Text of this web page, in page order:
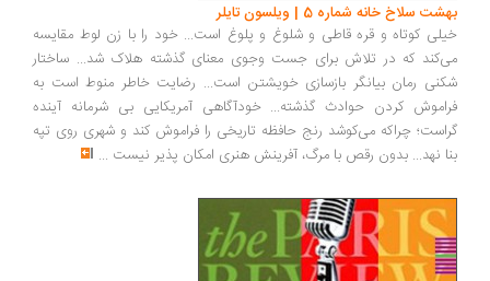
بهشت سلاخ خانه شماره 5 | ويلسون تايلر
خیلی کوتاه و قره قاطی و شلوغ و پلوغ است... خود را با زن لوط مقایسه
می‌کند که در تلاش برای جست وجوی معنای گذشته هلاک شد... ساختار
شکنی رمان بیانگر بازسازی خویشتن است... رضایت خاطر منوط است به
فراموش کردن حوادث گذشته... خودآگاهی آمریکایی بی شرمانه آینده
گراست؛ چراکه می‌کوشد رنج حافظه تاریخی را فراموش کند و شهری روی تپه
بنا نهد... بدون رقص با مرگ، آفرینش هنری امکان پذیر نیست ...